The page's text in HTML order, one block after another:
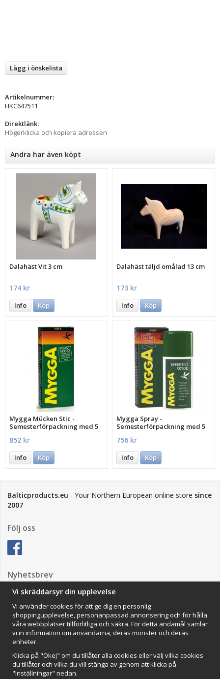
Lägg i önskelista
Artikelnummer:
HKC647511
Direktlänk:
Högerklicka och kopiera adressen
Andra har även köpt
Dalahäst Vit 3 cm
174 kr
Info Köp
Dalahäst täljd omålad 13 cm
173 kr
Info Köp
Mygga Mücken Stic -
Semesterförpackning med 5
852 kr
Info Köp
Mygga Spray -
Semesterförpackning med 5
756 kr
Info Köp
Balticproducts.eu - Your Northern European online store since
2007
Följ oss
Nyhetsbrev
Impressum
VAMOS Commerce AB
Organisationsnummer: 559502-0453
Vi skräddarsyr din upplevelse
Vi använder cookies för att ge dig en personlig
shoppingupplevelse, personanpassad annonsering och för hålla
våra webbplatser tillförlitliga och säkra. För detta ändamål samlar
vi in information om användarna, deras mönster och deras
enheter.
Klicka på "Okej" om du tillåter alla cookies eller välj vilka cookies
du tillåter och vilka du vill stänga av genom att klicka på
"Inställningar" nedan.